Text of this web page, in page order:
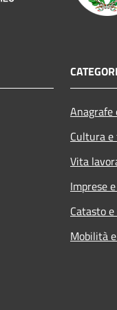
Cultura
Vita
Imprese
Catasto
Mobilità